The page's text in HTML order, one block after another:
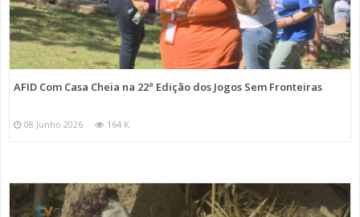
AFID Com Casa Cheia na 22ª Edição dos Jogos Sem Fronteiras
08 Junho 2026 164 K